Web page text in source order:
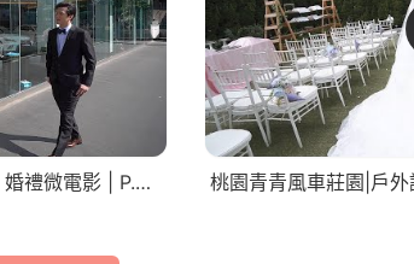
頤品大飯店-新莊晶冠館| 類婚紗 | 婚禮微電影 | P.S. Wedding Studio。攝影工作室